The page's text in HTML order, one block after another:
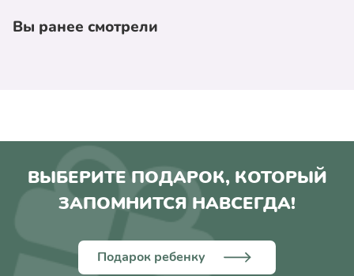
Вы ранее смотрели
ВЫБЕРИТЕ ПОДАРОК, КОТОРЫЙ
ЗАПОМНИТСЯ НАВСЕГДА!
Подарок ребенку